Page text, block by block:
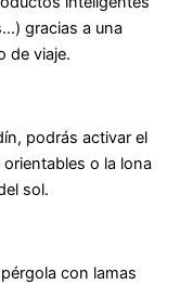
gracias a una
de viaje.
podrás activar el
orientables o la lona
sol.
con lamas